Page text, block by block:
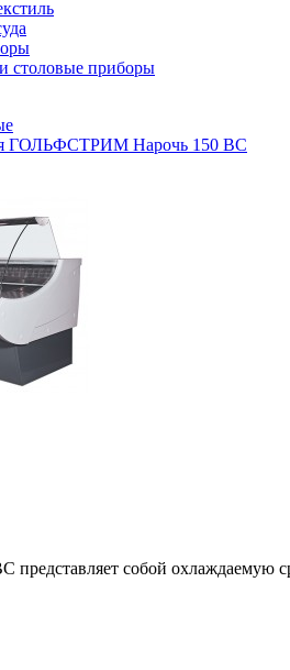
столовые приборы
ГОЛЬФСТРИМ Нарочь 150 ВС
представляет собой охлаждаемую